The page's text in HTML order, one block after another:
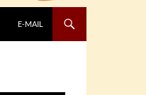
E-MAIL